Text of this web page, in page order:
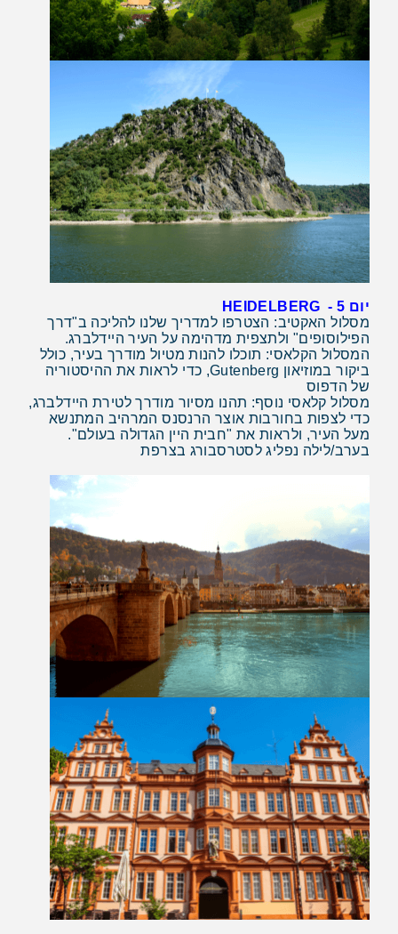
יום 5
- HEIDELBERG
מסלול האקטיב: הצטרפו למדריך שלנו להליכה ב"דרך
הפילוסופים" ולתצפית מדהימה על העיר היידלברג.
המסלול הקלאסי: תוכלו להנות מטיול מודרך בעיר, כולל
ביקור במוזיאון Gutenberg, כדי לראות את ההיסטוריה
של הדפוס
מסלול קלאסי נוסף: תהנו מסיור מודרך לטירת היידלברג,
כדי לצפות בחורבות אוצר הרנסנס המרהיב המתנשא
מעל העיר, ולראות את "חבית היין הגדולה בעולם".
בערב/לילה נפליג לסטרסבורג בצרפת